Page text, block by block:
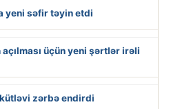
yeni səfir təyin etdi
açılması üçün yeni şərtlər irəli
zərbə endirdi